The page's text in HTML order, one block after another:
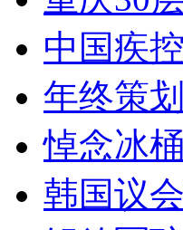
中国疾
年终策
悼念冰
韩国议